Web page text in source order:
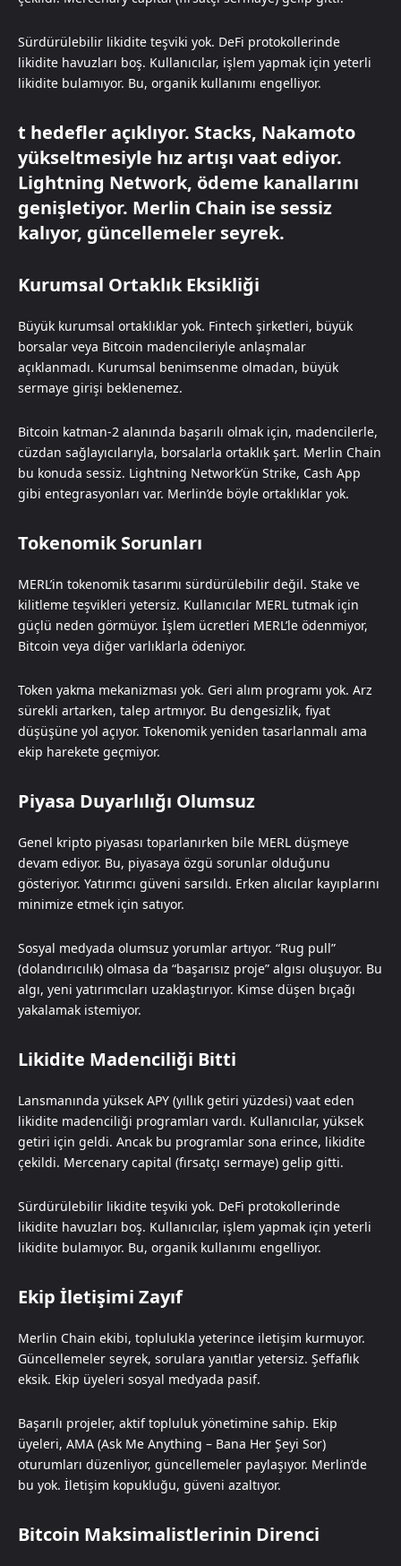
Sürdürülebilir likidite teşviki yok. DeFi protokollerinde
likidite havuzları boş. Kullanıcılar, işlem yapmak için yeterli
likidite bulamıyor. Bu, organik kullanımı engelliyor.
t hedefler açıklıyor. Stacks, Nakamoto
yükseltmesiyle hız artışı vaat ediyor.
Lightning Network, ödeme kanallarını
genişletiyor. Merlin Chain ise sessiz
kalıyor, güncellemeler seyrek.
Kurumsal Ortaklık Eksikliği
Büyük kurumsal ortaklıklar yok. Fintech şirketleri, büyük
borsalar veya Bitcoin madencileriyle anlaşmalar
açıklanmadı. Kurumsal benimsenme olmadan, büyük
sermaye girişi beklenemez.
Bitcoin katman-2 alanında başarılı olmak için, madencilerle,
cüzdan sağlayıcılarıyla, borsalarla ortaklık şart. Merlin Chain
bu konuda sessiz. Lightning Network’ün Strike, Cash App
gibi entegrasyonları var. Merlin’de böyle ortaklıklar yok.
Tokenomik Sorunları
MERL’in tokenomik tasarımı sürdürülebilir değil. Stake ve
kilitleme teşvikleri yetersiz. Kullanıcılar MERL tutmak için
güçlü neden görmüyor. İşlem ücretleri MERL’le ödenmiyor,
Bitcoin veya diğer varlıklarla ödeniyor.
Token yakma mekanizması yok. Geri alım programı yok. Arz
sürekli artarken, talep artmıyor. Bu dengesizlik, fiyat
düşüşüne yol açıyor. Tokenomik yeniden tasarlanmalı ama
ekip harekete geçmiyor.
Piyasa Duyarlılığı Olumsuz
Genel kripto piyasası toparlanırken bile MERL düşmeye
devam ediyor. Bu, piyasaya özgü sorunlar olduğunu
gösteriyor. Yatırımcı güveni sarsıldı. Erken alıcılar kayıplarını
minimize etmek için satıyor.
Sosyal medyada olumsuz yorumlar artıyor. “Rug pull”
(dolandırıcılık) olmasa da “başarısız proje” algısı oluşuyor. Bu
algı, yeni yatırımcıları uzaklaştırıyor. Kimse düşen bıçağı
yakalamak istemiyor.
Likidite Madenciliği Bitti
Lansmanında yüksek APY (yıllık getiri yüzdesi) vaat eden
likidite madenciliği programları vardı. Kullanıcılar, yüksek
getiri için geldi. Ancak bu programlar sona erince, likidite
çekildi. Mercenary capital (fırsatçı sermaye) gelip gitti.
Sürdürülebilir likidite teşviki yok. DeFi protokollerinde
likidite havuzları boş. Kullanıcılar, işlem yapmak için yeterli
likidite bulamıyor. Bu, organik kullanımı engelliyor.
Ekip İletişimi Zayıf
Merlin Chain ekibi, toplulukla yeterince iletişim kurmuyor.
Güncellemeler seyrek, sorulara yanıtlar yetersiz. Şeffaflık
eksik. Ekip üyeleri sosyal medyada pasif.
Başarılı projeler, aktif topluluk yönetimine sahip. Ekip
üyeleri, AMA (Ask Me Anything – Bana Her Şeyi Sor)
oturumları düzenliyor, güncellemeler paylaşıyor. Merlin’de
bu yok. İletişim kopukluğu, güveni azaltıyor.
Bitcoin Maksimalistlerinin Direnci